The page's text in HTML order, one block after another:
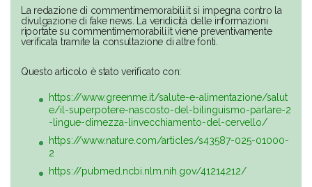
La redazione di commentimemorabili.it si impegna contro la
divulgazione di fake news. La veridicità delle informazioni
riportate su commentimemorabili.it viene preventivamente
verificata tramite la consultazione di altre fonti.
Questo articolo è stato verificato con:
https://www.greenme.it/salute-e-alimentazione/salut
e/il-superpotere-nascosto-del-bilinguismo-parlare-2
-lingue-dimezza-linvecchiamento-del-cervello/
https://www.nature.com/articles/s43587-025-01000-
2
https://pubmed.ncbi.nlm.nih.gov/41214212/